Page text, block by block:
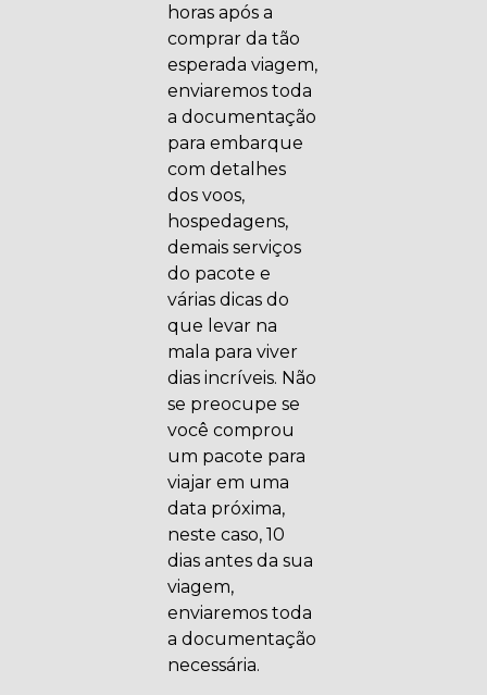
horas após a
comprar da tão
esperada viagem,
enviaremos toda
a documentação
para embarque
com detalhes
dos voos,
hospedagens,
demais serviços
do pacote e
várias dicas do
que levar na
mala para viver
dias incríveis. Não
se preocupe se
você comprou
um pacote para
viajar em uma
data próxima,
neste caso, 10
dias antes da sua
viagem,
enviaremos toda
a documentação
necessária.